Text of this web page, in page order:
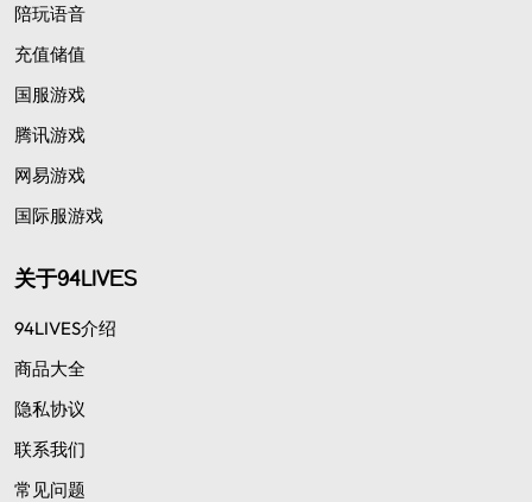
陪玩语音
充值储值
国服游戏
腾讯游戏
网易游戏
国际服游戏
关于94LIVES
94LIVES介绍
商品大全
隐私协议
联系我们
常见问题